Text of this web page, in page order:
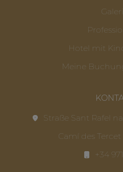
Hotel mit
Meine
Straße Sant Rafel
Camí des Tercet
+34